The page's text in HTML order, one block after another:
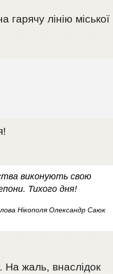
лінію міської
виконують свою
Тихого дня!
Нікополя Олександр Саюк
На жаль, внаслідок